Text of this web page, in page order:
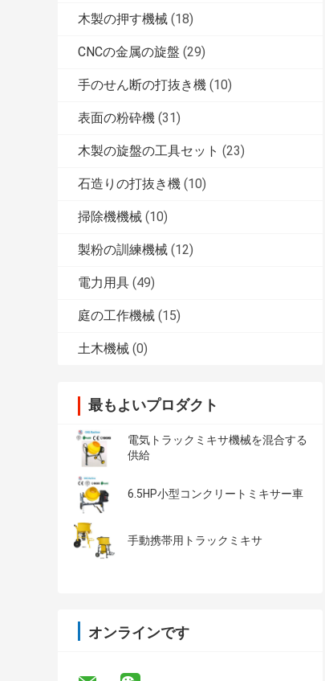
木製の押す機械 (18)
CNCの金属の旋盤 (29)
手のせん断の打抜き機 (10)
表面の粉砕機 (31)
木製の旋盤の工具セット (23)
石造りの打抜き機 (10)
掃除機機械 (10)
製粉の訓練機械 (12)
電力用具 (49)
庭の工作機械 (15)
土木機械 (0)
最もよいプロダクト
電気トラックミキサ機械を混合する
供給
6.5HP小型コンクリートミキサー車
手動携帯用トラックミキサ
オンラインです